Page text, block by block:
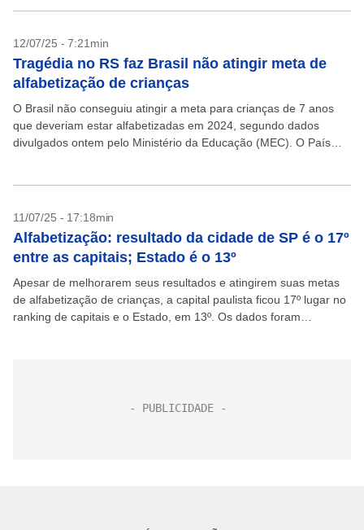
12/07/25 - 7:21min
Tragédia no RS faz Brasil não atingir meta de
alfabetização de crianças
O Brasil não conseguiu atingir a meta para crianças de 7 anos
que deveriam estar alfabetizadas em 2024, segundo dados
divulgados ontem pelo Ministério da Educação (MEC). O País
11/07/25 - 17:18min
Alfabetização: resultado da cidade de SP é o 17º
entre as capitais; Estado é o 13º
Apesar de melhorarem seus resultados e atingirem suas metas
de alfabetização de crianças, a capital paulista ficou 17º lugar no
ranking de capitais e o Estado, em 13º. Os dados foram